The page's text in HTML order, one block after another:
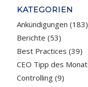
KATEGORIEN
Ankündigungen (183)
Berichte (53)
Best Practices (39)
CEO Tipp des
Controlling(9)